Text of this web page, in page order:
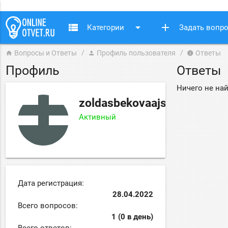
view_list Категории arrow_drop_down add Задать
home Вопросы и Ответы person Профиль пользователя info Ответы
Профиль
zoldasbekovaajsanem
Активный
Дата регистрация:
28.04.2022
Всего вопросов:
1 (0 в день)
Ответы
Ничего не